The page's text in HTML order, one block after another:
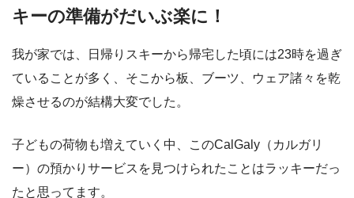
キーの準備がだいぶ楽に！
我が家では、日帰りスキーから帰宅した頃には23時を過ぎ
ていることが多く、そこから板、ブーツ、ウェア諸々を乾
燥させるのが結構大変でした。
子どもの荷物も増えていく中、このCalGaly（カルガリ
ー）の預かりサービスを見つけられたことはラッキーだっ
たと思ってます。